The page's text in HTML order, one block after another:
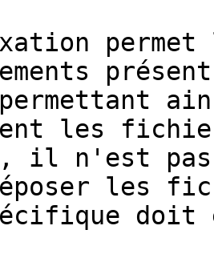
permettant
les
il n'est
les
doit